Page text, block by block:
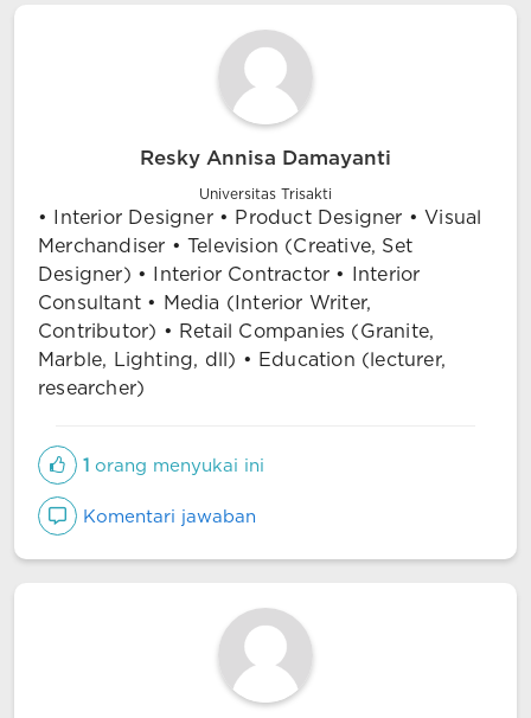
Resky Annisa Damayanti
Universitas Trisakti
• Interior Designer • Product Designer • Visual
Merchandiser • Television (Creative, Set
Designer) • Interior Contractor • Interior
Consultant • Media (Interior Writer,
Contributor) • Retail Companies (Granite,
Marble, Lighting, dll) • Education (lecturer,
researcher)
1 orang menyukai ini
Komentari jawaban